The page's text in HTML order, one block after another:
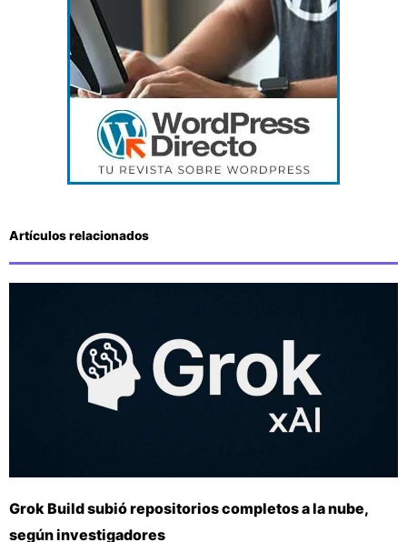
Artículos relacionados
Grok Build subió repositorios completos a la nube,
según investigadores